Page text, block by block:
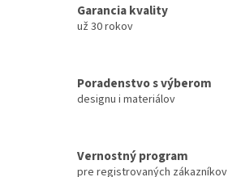
Garancia kvality
už 30 rokov
Poradenstvo s výberom
designu i materiálov
Vernostný program
pre registrovaných zákazníkov